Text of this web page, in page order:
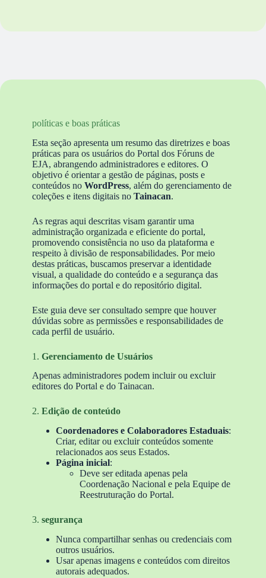
políticas e boas práticas
Esta seção apresenta um resumo das diretrizes e boas
práticas para os usuários do Portal dos Fóruns de
EJA, abrangendo administradores e editores. O
objetivo é orientar a gestão de páginas, posts e
conteúdos noWordPress, além do gerenciamento de
coleções e itens digitais noTainacan.
As regras aqui descritas visam garantir uma
administração organizada e eficiente do portal,
promovendo consistência no uso da plataforma e
respeito à divisão de responsabilidades. Por meio
destas práticas, buscamos preservar a identidade
visual, a qualidade do conteúdo e a segurança das
informações do portal e do repositório digital.
Este guia deve ser consultado sempre que houver
dúvidas sobre as permissões e responsabilidades de
cada perfil de usuário.
1.Gerenciamento de Usuários
Apenas administradores podem incluir ou excluir
editores do Portal e do Tainacan.
2.Edição de conteúdo
Coordenadores e Colaboradores Estaduais:
Criar, editar ou excluir conteúdos somente
relacionados aos seus Estados.
Página inicial:
Deve ser editada apenas pela
Coordenação Nacional e pela Equipe de
Reestruturação do Portal.
3.segurança
Nunca compartilhar senhas ou credenciais com
outros usuários.
Usar apenas imagens e conteúdos com direitos
autorais adequados.